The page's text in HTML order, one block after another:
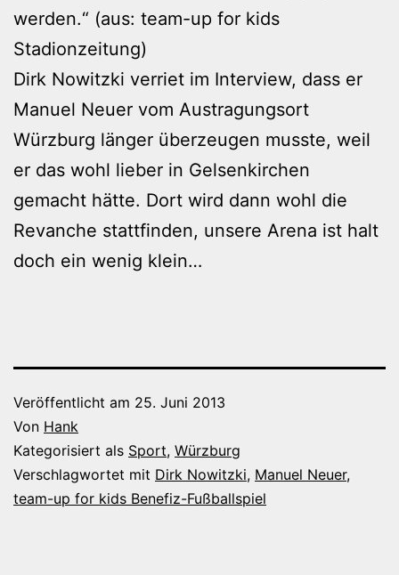
werden.“ (aus: team-up for kids
Stadionzeitung)
Dirk Nowitzki verriet im Interview, dass er
Manuel Neuer vom Austragungsort
Würzburg länger überzeugen musste, weil
er das wohl lieber in Gelsenkirchen
gemacht hätte. Dort wird dann wohl die
Revanche stattfinden, unsere Arena ist halt
doch ein wenig klein…
Veröffentlicht am 25. Juni 2013
Von Hank
Kategorisiert als Sport, Würzburg
Verschlagwortet mit Dirk Nowitzki, Manuel Neuer,
team-up for kids Benefiz-Fußballspiel